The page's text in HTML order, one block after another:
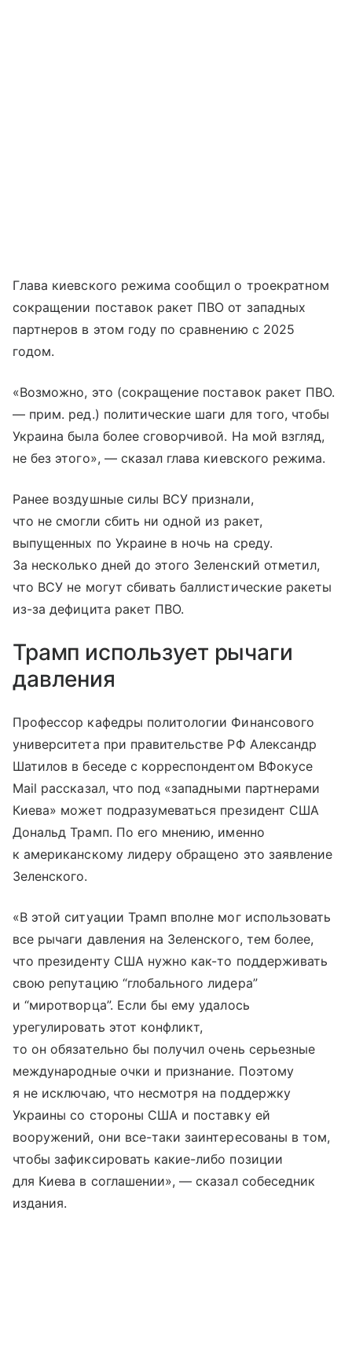
Глава киевского режима сообщил о троекратном
сокращении поставок ракет ПВО от западных
партнеров в этом году по сравнению с 2025
годом.
«Возможно, это (сокращение поставок ракет ПВО.
— прим. ред.) политические шаги для того, чтобы
Украина была более сговорчивой. На мой взгляд,
не без этого», — сказал глава киевского режима.
Ранее воздушные силы ВСУ признали,
что не смогли сбить ни одной из ракет,
выпущенных по Украине в ночь на среду.
За несколько дней до этого Зеленский отметил,
что ВСУ не могут сбивать баллистические ракеты
из-за дефицита ракет ПВО.
Трамп использует рычаги
давления
Профессор кафедры политологии Финансового
университета при правительстве РФ Александр
Шатилов в беседе с корреспондентом ВФокусе
Mail рассказал, что под «западными партнерами
Киева» может подразумеваться президент США
Дональд Трамп. По его мнению, именно
к американскому лидеру обращено это заявление
Зеленского.
«В этой ситуации Трамп вполне мог использовать
все рычаги давления на Зеленского, тем более,
что президенту США нужно как-то поддерживать
свою репутацию “глобального лидера”
и “миротворца”. Если бы ему удалось
урегулировать этот конфликт,
то он обязательно бы получил очень серьезные
международные очки и признание. Поэтому
я не исключаю, что несмотря на поддержку
Украины со стороны США и поставку ей
вооружений, они все-таки заинтересованы в том,
чтобы зафиксировать какие-либо позиции
для Киева в соглашении», — сказал собеседник
издания.